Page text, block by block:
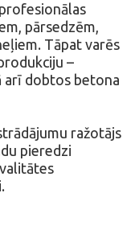
pārsedzēm,
Tāpat varēs
–
arī dobtos betona
ražotājs
pieredzi